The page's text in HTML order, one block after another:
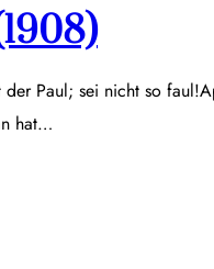
Paul; sei nicht so
hat…